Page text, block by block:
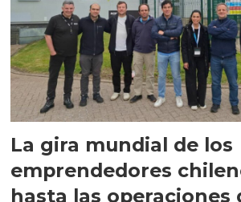
La gira mundial de los
emprendedores
hasta las operaciones